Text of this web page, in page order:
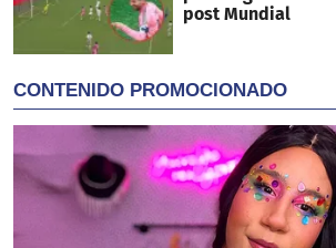
post Mundial